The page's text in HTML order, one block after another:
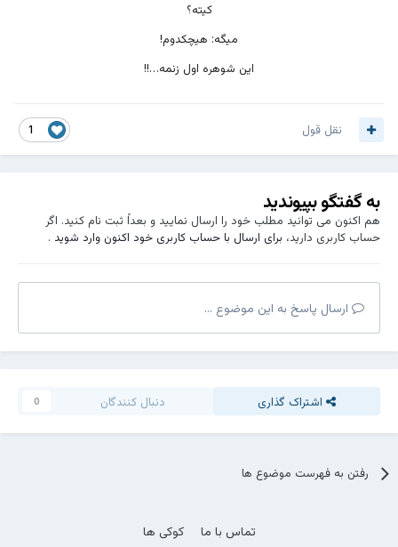
کیته؟
میگه: هیچکدوم!
این شوهره اول زنمه…!!
نقل قول
به گفتگو بپیوندید
هم اکنون می توانید مطلب خود را ارسال نمایید و بعداً ثبت نام کنید. اگر
حساب کاربری دارید، برای ارسال با حساب کاربری خود اکنون وارد شوید.
ارسال پاسخ به این موضوع ...
اشتراک گذاری دنبال کنندگان 0
رفتن به فهرست موضوع ها
تماس با ما
کوکی ها